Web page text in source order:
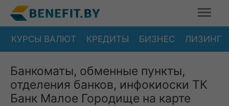
КУРСЫ ВАЛЮТ КРЕДИТЫ БИЗНЕС ЛИЗИНГ
Банкоматы, обменные пункты,
отделения банков, инфокиоски ТК
Банк Малое Городище на карте